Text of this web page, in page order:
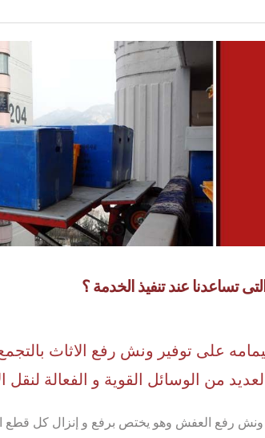
تساعدنا عند تنفيذ الخدمة ؟
على توفير ونش رفع الاثاث
من الوسائل القوية و الفعالة
: ونش رفع العفش وهو يختص برفع و إنزال كل قطع